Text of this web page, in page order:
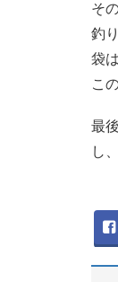
そ
釣
袋
こ
最
し